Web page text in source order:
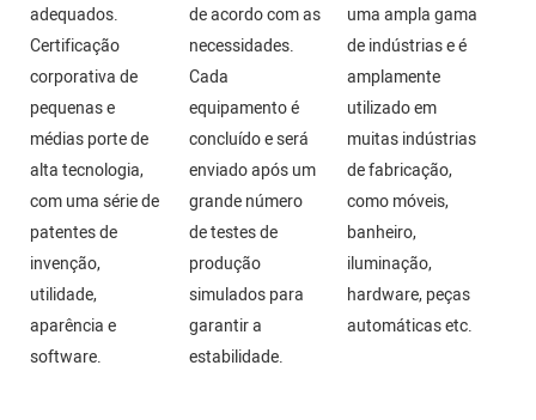
adequados.
Certificação
corporativa de
pequenas e
médias porte de
alta tecnologia,
com uma série de
patentes de
invenção,
utilidade,
aparência e
software.
de acordo com as
necessidades.
Cada
equipamento é
concluído e será
enviado após um
grande número
de testes de
produção
simulados para
garantir a
estabilidade.
uma ampla gama
de indústrias e é
amplamente
utilizado em
muitas indústrias
de fabricação,
como móveis,
banheiro,
iluminação,
hardware, peças
automáticas etc.